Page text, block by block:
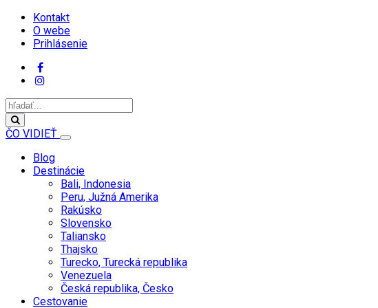
Kontakt
O webe
Prihlásenie
ČO VIDIEŤ
Blog
Destinácie
Bali, Indonesia
Peru, Južná Amerika
Rakúsko
Slovensko
Taliansko
Thajsko
Turecko, Turecká republika
Venezuela
Česká republika, Česko
Cestovanie